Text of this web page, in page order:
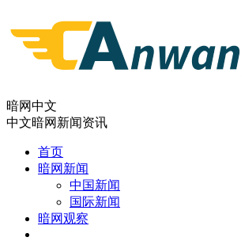
暗网中文
中文暗网新闻资讯
首页
暗网新闻
中国新闻
国际新闻
暗网观察